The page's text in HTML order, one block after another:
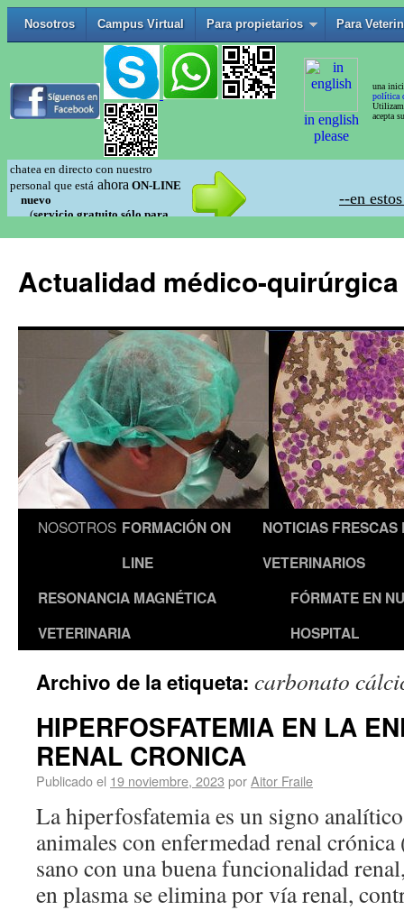
Actualidad médico-
NOSOTROS FORMACIÓN ON
LINE
NOTICIAS FRESCAS
VETERINARIOS
RESONANCIA MAGNÉTICA
VETERINARIA
FÓRMATE EN
HOSPITAL
Archivo de la etiqueta: carbonato
HIPERFOSFATEMIA EN LA
RENAL CRONICA
Publicado el 19 noviembre, 2023 porAitor Fraile
La hiperfosfatemia es un signo
animales con enfermedad renal
sano con una buena funcionalidad
en plasma se elimina por vía renal,